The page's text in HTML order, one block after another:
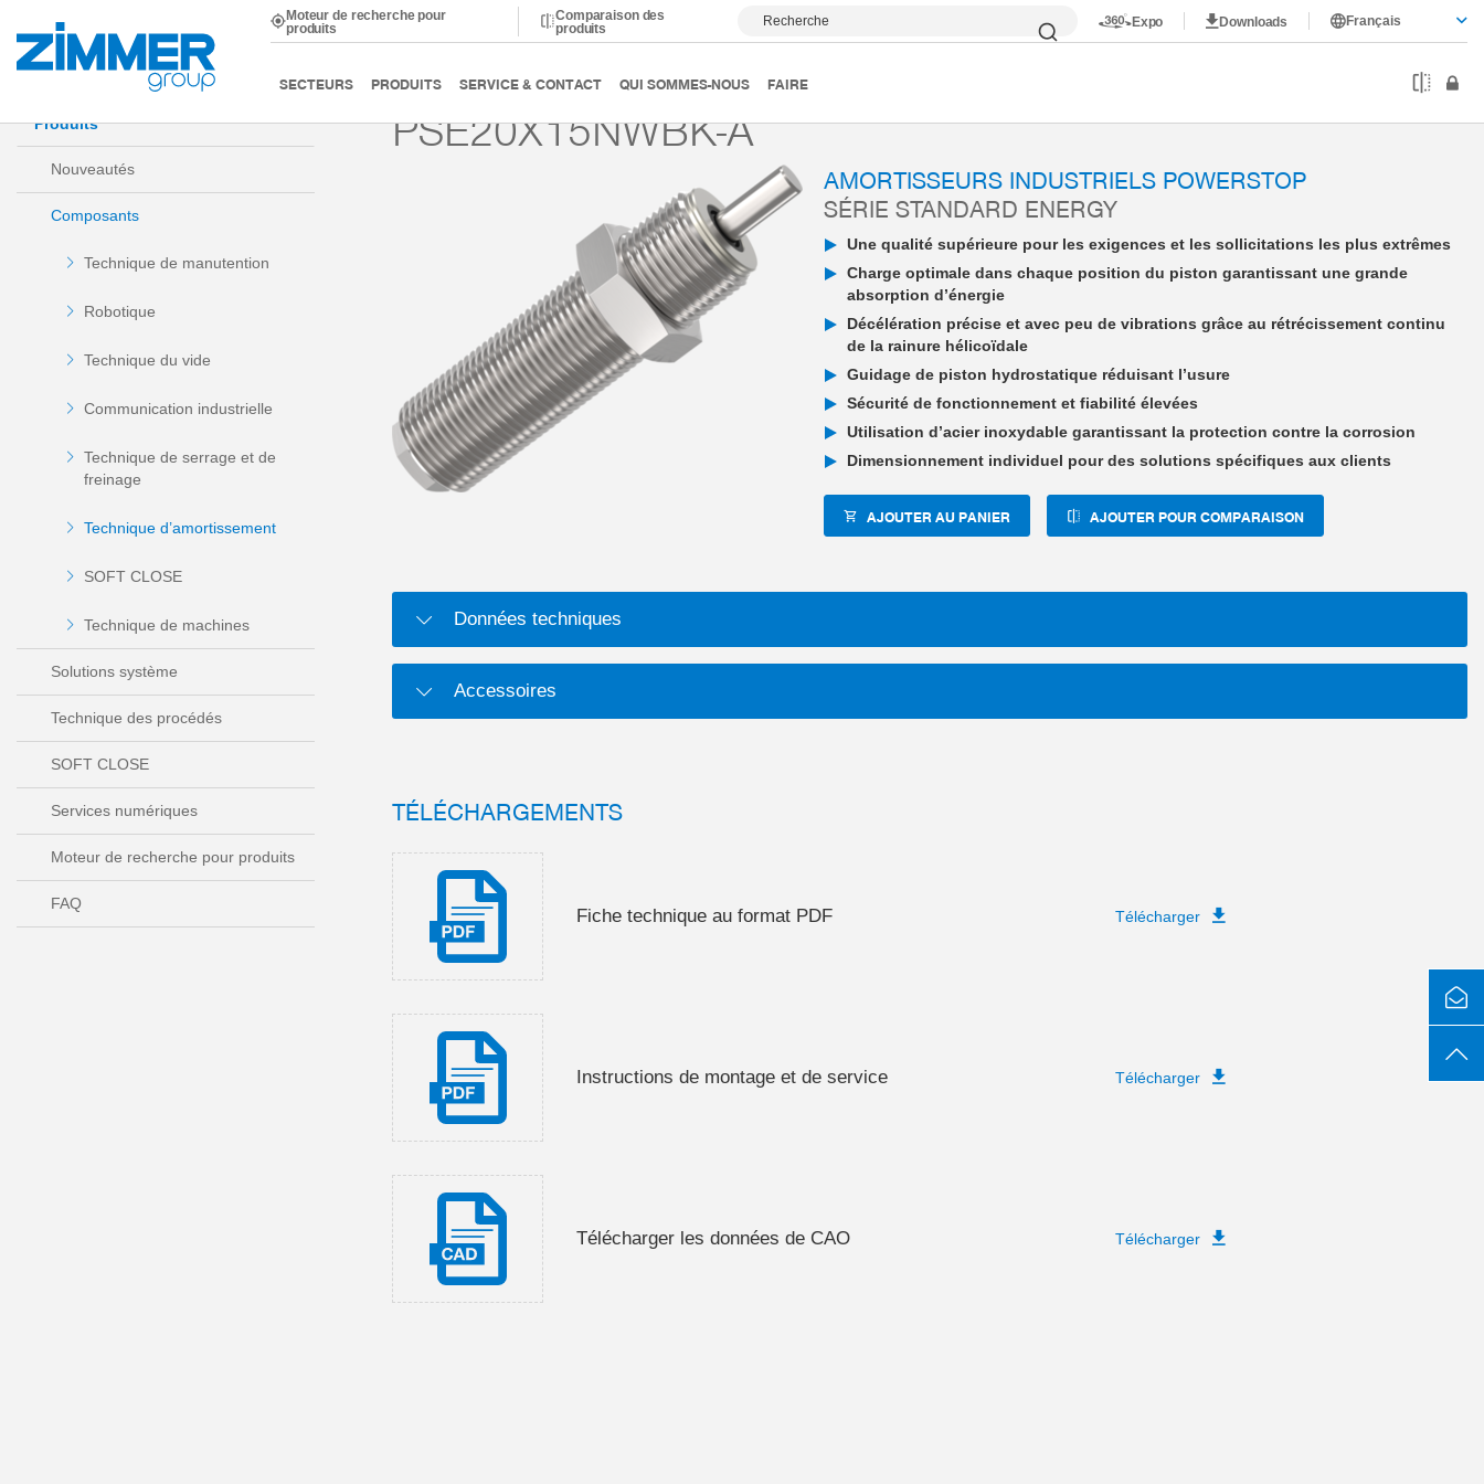
Moteur de recherche pour
produits
Comparaison des
produits
Recherche Expo Downloads Français
SECTEURS PRODUITS SERVICE & CONTACT QUI SOMMES-NOUS FAIRE
Démarrage Produits Composants Technique d’amortissement Amortisseur industriel PowerStop Standard Energy PSE20X15NWBK-A
Produits
Nouveautés
Composants
Technique de manutention
Robotique
Technique du vide
Communication industrielle
Technique de serrage et de
freinage
Technique d’amortissement
SOFT CLOSE
Technique de machines
Solutions système
Technique des procédés
SOFT CLOSE
Services numériques
Moteur de recherche pour produits
FAQ
PSE20X15NWBK-A
AMORTISSEURS INDUSTRIELS POWERSTOP
SÉRIE STANDARD ENERGY
Une qualité supérieure pour les exigences et les sollicitations les plus extrêmes
Charge optimale dans chaque position du piston garantissant une grande
absorption d’énergie
Décélération précise et avec peu de vibrations grâce au rétrécissement continu
de la rainure hélicoïdale
Guidage de piston hydrostatique réduisant l’usure
Sécurité de fonctionnement et fiabilité élevées
Utilisation d’acier inoxydable garantissant la protection contre la corrosion
Dimensionnement individuel pour des solutions spécifiques aux clients
AJOUTER AU PANIER AJOUTER POUR COMPARAISON
Données techniques
Accessoires
TÉLÉCHARGEMENTS
Fiche technique au format PDF Télécharger
Instructions de montage et de service Télécharger
Télécharger les données de CAO Télécharger